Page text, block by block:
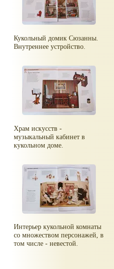
Кукольный домик Сюзанны.
Внутреннее устройство.
Храм искусств -
музыкальный кабинет в
кукольном доме.
Интерьер кукольной комнаты
со множеством персонажей, в
том числе - невестой.